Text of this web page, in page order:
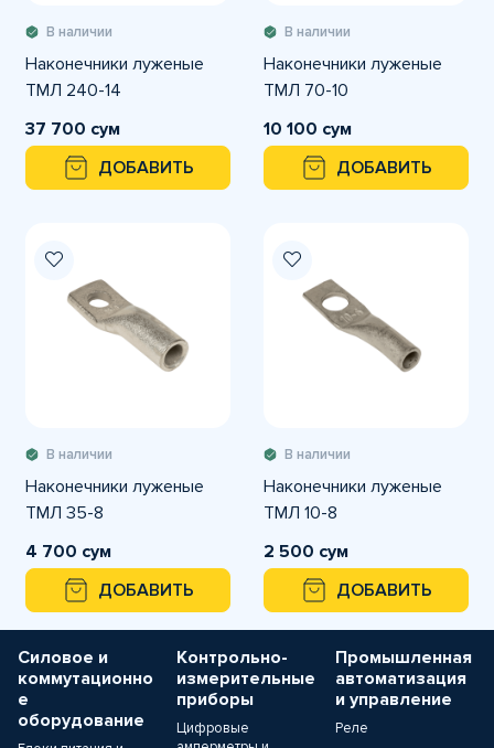
В наличии
Наконечники луженые
ТМЛ 240-14
37 700 сум
ДОБАВИТЬ
В наличии
Наконечники луженые
ТМЛ 70-10
10 100 сум
ДОБАВИТЬ
В наличии
Наконечники луженые
ТМЛ 35-8
4 700 сум
ДОБАВИТЬ
В наличии
Наконечники луженые
ТМЛ 10-8
2 500 сум
ДОБАВИТЬ
Силовое и
коммутационно
е
оборудование
Контрольно-
измерительные
приборы
Цифровые
Промышленная
автоматизация
и управление
Реле